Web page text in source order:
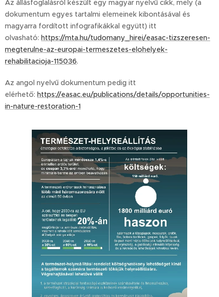
Az állásfoglalásról készült egy magyar nyelvű cikk, mely (a
dokumentum egyes tartalmi elemeinek kibontásával és
magyarra fordított infografikákkal együtt) itt
olvasható: https://mta.hu/tudomany_hirei/easac-tizszeresen-
megterulne-az-europai-termeszetes-elohelyek-
rehabilitacioja-115036.
Az angol nyelvű dokumentum pedig itt
elérhető: https://easac.eu/publications/details/opportunities-
in-nature-restoration-1